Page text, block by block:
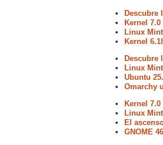
Descubre
Kernel
Linux
Kernel
Descubre
Linux
Ubuntu
Omarchy
Kernel
Linux
El
GNOME